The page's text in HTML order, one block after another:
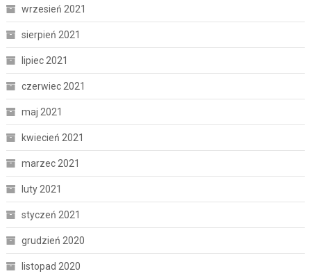
wrzesień 2021
sierpień 2021
lipiec 2021
czerwiec 2021
maj 2021
kwiecień 2021
marzec 2021
luty 2021
styczeń 2021
grudzień 2020
listopad 2020